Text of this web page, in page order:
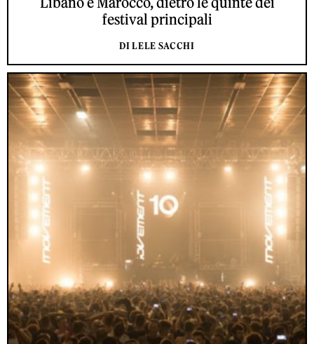
festival principali
DI LELE SACCHI